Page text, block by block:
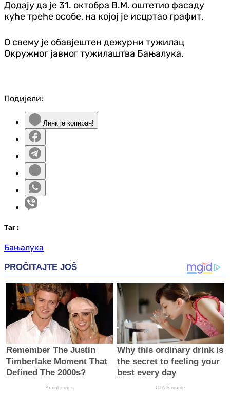
Додају да је 31. октобра В.М. оштетио фасаду
куће треће особе, на којој је исцртао графит.
О свему је обавјештен дежурни тужилац
Окружног јавног тужилаштва Бањалука.
Подијели:
Линк је копиран!
Таг :
Бањалука